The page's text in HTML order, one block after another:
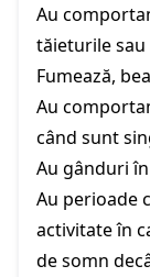
Au
tăieturile
Fumează,
Au
când sunt
Au gânduri
Au perioade
activitate în
de somn